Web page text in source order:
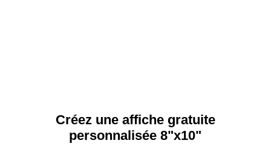
Créez une affiche gratuite
personnalisée 8"x10"